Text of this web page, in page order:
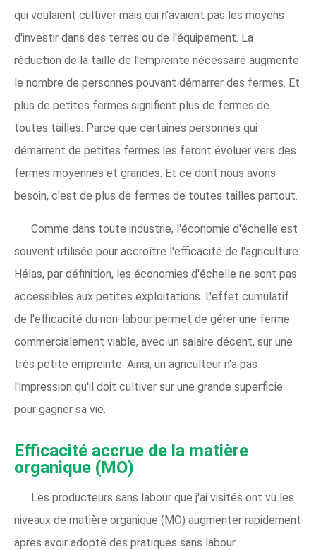
qui voulaient cultiver mais qui n'avaient pas les moyens
d'investir dans des terres ou de l'équipement. La
réduction de la taille de l'empreinte nécessaire augmente
le nombre de personnes pouvant démarrer des fermes. Et
plus de petites fermes signifient plus de fermes de
toutes tailles. Parce que certaines personnes qui
démarrent de petites fermes les feront évoluer vers des
fermes moyennes et grandes. Et ce dont nous avons
besoin, c'est de plus de fermes de toutes tailles partout.
Comme dans toute industrie, l'économie d'échelle est
souvent utilisée pour accroître l'efficacité de l'agriculture.
Hélas, par définition, les économies d'échelle ne sont pas
accessibles aux petites exploitations. L'effet cumulatif
de l'efficacité du non-labour permet de gérer une ferme
commercialement viable, avec un salaire décent, sur une
très petite empreinte. Ainsi, un agriculteur n'a pas
l'impression qu'il doit cultiver sur une grande superficie
pour gagner sa vie.
Efficacité accrue de la matière
organique (MO)
Les producteurs sans labour que j'ai visités ont vu les
niveaux de matière organique (MO) augmenter rapidement
après avoir adopté des pratiques sans labour.